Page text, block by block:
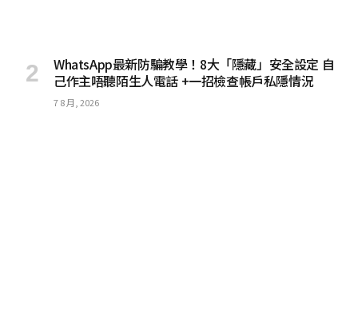
WhatsApp最新防騙教學！8大「隱藏」安全設定 自
己作主唔聽陌生人電話 +一招檢查帳戶私隱情況
7 8 月, 2026